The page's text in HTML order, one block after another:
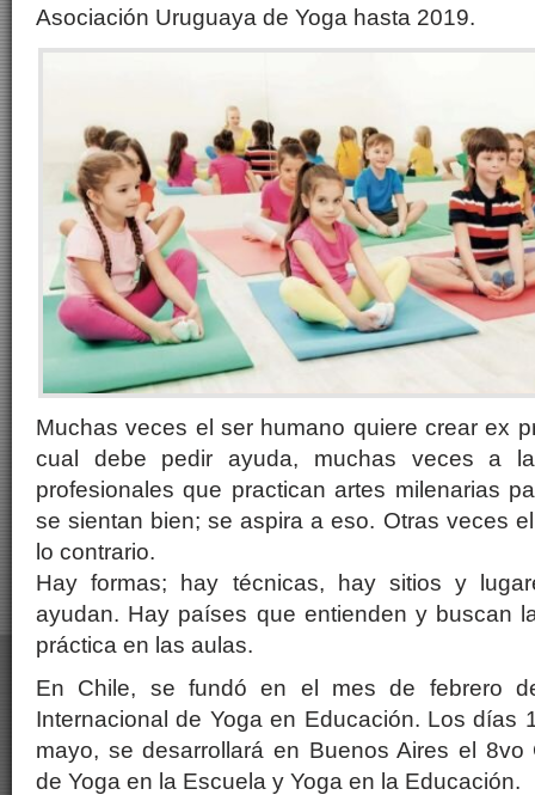
Asociación Uruguaya de Yoga hasta 2019.
Muchas veces el ser humano quiere crear ex
cual debe pedir ayuda, muchas veces a
profesionales que practican artes milenarias
se sientan bien; se aspira a eso. Otras veces
lo contrario.
Hay formas; hay técnicas, hay sitios y
ayudan. Hay países que entienden y buscan
práctica en las aulas.
En Chile, se fundó en el mes de febrero
Internacional de Yoga en Educación. Los días
mayo, se desarrollará en Buenos Aires el 8vo
de Yoga en la Escuela y Yoga en la Educación.